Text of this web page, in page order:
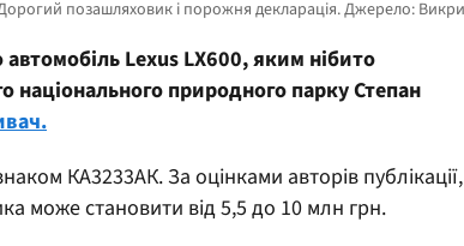
Lexus LX600, яким нібито
національного природного парку Степан
КА3233АК. За оцінками авторів публікації,
може становити від 5,5 до 10 млн грн.